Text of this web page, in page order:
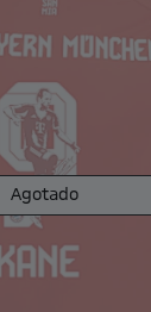
Agotado